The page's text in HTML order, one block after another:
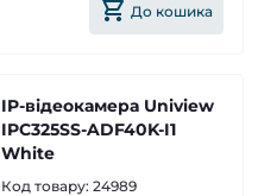
До кошика
IP-відеокамера Uniview
IPC325SS-ADF40K-I1
White
Код товару: 24989